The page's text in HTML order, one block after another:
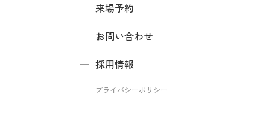
来場予約
お問い合わせ
採用情報
プライバシーポリシー